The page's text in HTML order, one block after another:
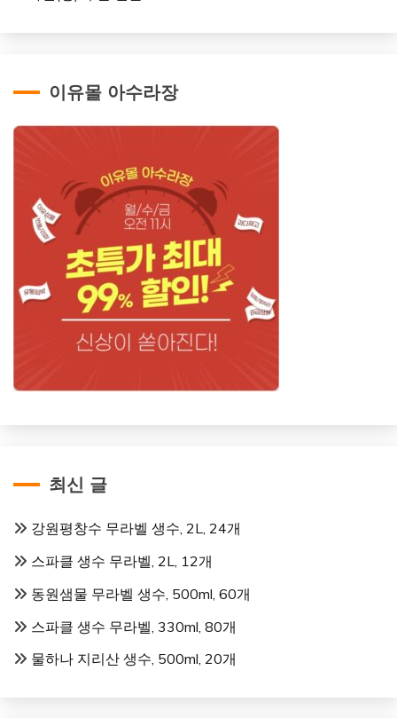
이유몰 아수라장
최신 글
강원평창수 무라벨 생수, 2L, 24개
스파클 생수 무라벨, 2L, 12개
동원샘물 무라벨 생수, 500ml, 60개
스파클 생수 무라벨, 330ml, 80개
물하나 지리산 생수, 500ml, 20개